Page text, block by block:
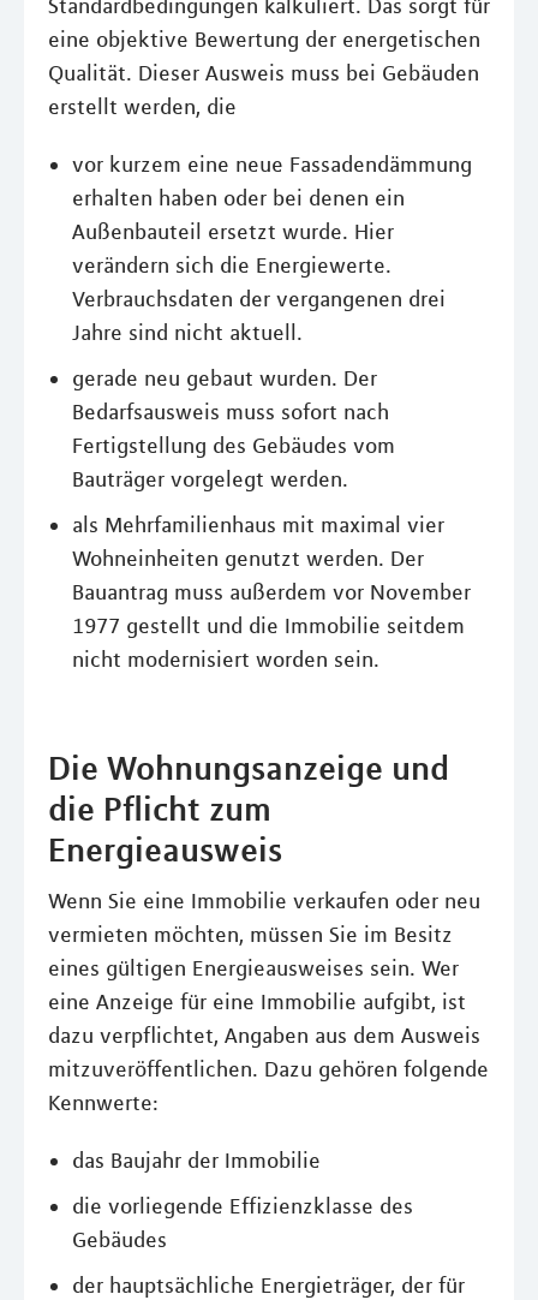
Standardbedingungen kalkuliert. Das sorgt für
eine objektive Bewertung der energetischen
Qualität. Dieser Ausweis muss bei Gebäuden
erstellt werden, die
vor kurzem eine neue Fassadendämmung
erhalten haben oder bei denen ein
Außenbauteil ersetzt wurde. Hier
verändern sich die Energiewerte.
Verbrauchsdaten der vergangenen drei
Jahre sind nicht aktuell.
gerade neu gebaut wurden. Der
Bedarfsausweis muss sofort nach
Fertigstellung des Gebäudes vom
Bauträger vorgelegt werden.
als Mehrfamilienhaus mit maximal vier
Wohneinheiten genutzt werden. Der
Bauantrag muss außerdem vor November
1977 gestellt und die Immobilie seitdem
nicht modernisiert worden sein.
Die Wohnungsanzeige und
die Pflicht zum
Energieausweis
Wenn Sie eine Immobilie verkaufen oder neu
vermieten möchten, müssen Sie im Besitz
eines gültigen Energieausweises sein. Wer
eine Anzeige für eine Immobilie aufgibt, ist
dazu verpflichtet, Angaben aus dem Ausweis
mitzuveröffentlichen. Dazu gehören folgende
Kennwerte:
das Baujahr der Immobilie
die vorliegende Effizienzklasse des
Gebäudes
der hauptsächliche Energieträger, der für